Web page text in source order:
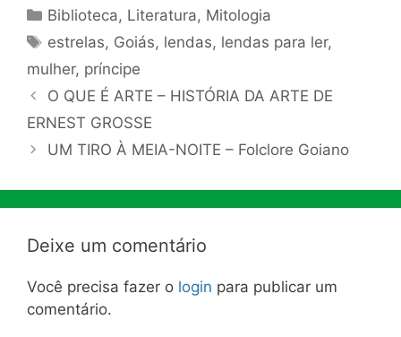
Categorias
Biblioteca, Literatura, Mitologia
Tags
estrelas, Goiás, lendas, lendas para ler,
mulher, príncipe
O QUE É ARTE – HISTÓRIA DA ARTE DE
ERNEST GROSSE
UM TIRO À MEIA-NOITE – Folclore Goiano
Deixe um comentário
Você precisa fazer o login para publicar um
comentário.